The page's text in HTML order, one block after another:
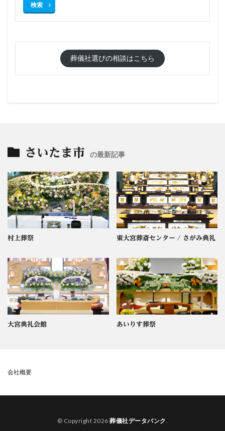
検索
葬儀社選びの相談はこちら
さいたま市 の最新記事
村上葬祭 東大宮葬斎センター / さがみ典礼
大宮典礼会館 あいりす葬祭
会社概要
© Copyright 2026葬儀社データバンク.